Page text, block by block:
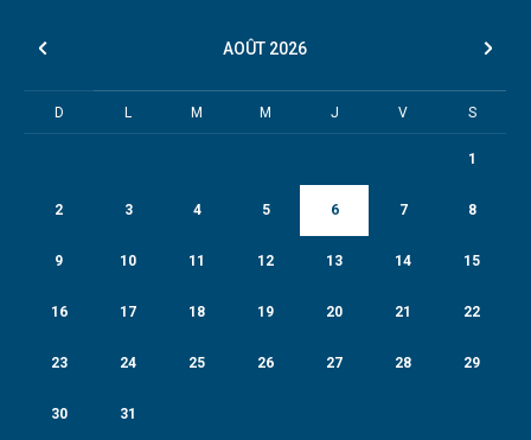
AOÛT 2026
D L M M J V S
1
2 3 4 5 6 7 8
9 10 11 12 13 14 15
16 17 18 19 20 21 22
23 24 25 26 27 28 29
30 31